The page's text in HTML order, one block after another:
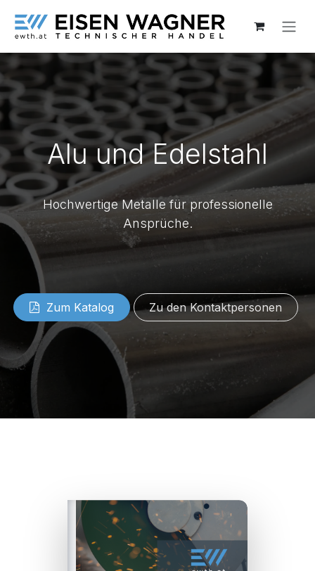
Alu und Edelstahl
Hochwertige Metalle für professionelle
Ansprüche.
Zum Katalog Zu den Konta​​​​​​​​​​​​ktper​​sonen